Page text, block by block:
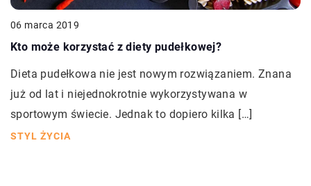
06 marca 2019
Kto może korzystać z diety pudełkowej?
Dieta pudełkowa nie jest nowym rozwiązaniem. Znana
już od lat i niejednokrotnie wykorzystywana w
sportowym świecie. Jednak to dopiero kilka […]
STYL ŻYCIA